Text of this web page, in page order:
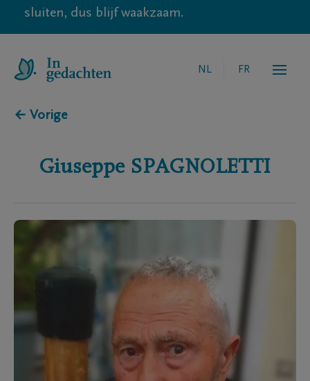
sluiten, dus blijf waakzaam.
NL FR
← Vorige
Giuseppe SPAGNOLETTI